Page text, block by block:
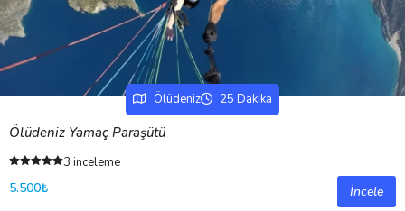
Ölüdeniz 25 Dakika
Ölüdeniz Yamaç Paraşütü
5.00
oy aldı
3 inceleme
5.500₺ İncele